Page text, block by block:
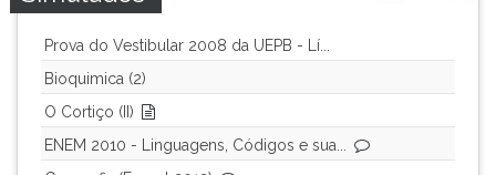
Prova do Vestibular 2008 da UEPB - Lí...
Bioquimica (2)
O Cortiço (II)
ENEM 2010 - Linguagens, Códigos e sua...